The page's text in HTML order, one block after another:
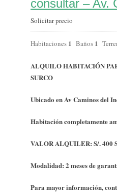
consultar – Av.
Solicitar precio
Habitaciones 1 Baños 1
ALQUILO HABITACIÓN
SURCO
Ubicado en Av Caminos del
Habitación completamente
VALOR ALQUILER: S/. 400
Modalidad: 2 meses de
Para mayor información,